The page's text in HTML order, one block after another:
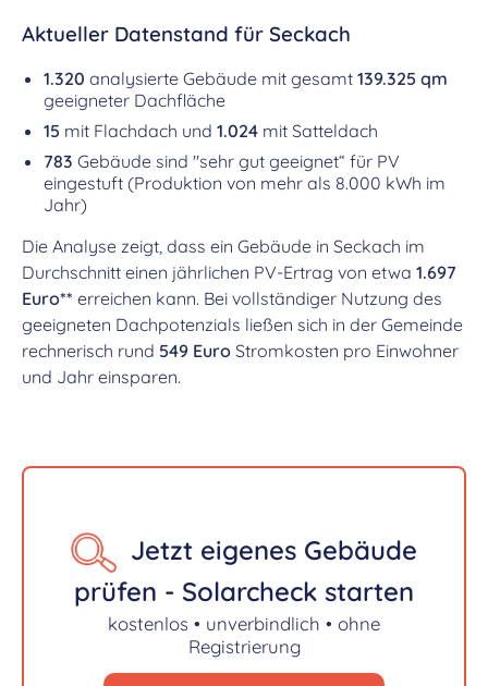
Aktueller Datenstand für Seckach
1.320 analysierte Gebäude mit gesamt 139.325 qm
geeigneter Dachfläche
15 mit Flachdach und 1.024 mit Satteldach
783 Gebäude sind "sehr gut geeignet“ für PV
eingestuft (Produktion von mehr als 8.000 kWh im
Jahr)
Die Analyse zeigt, dass ein Gebäude in Seckach im
Durchschnitt einen jährlichen PV-Ertrag von etwa 1.697
Euro** erreichen kann. Bei vollständiger Nutzung des
geeigneten Dachpotenzials ließen sich in der Gemeinde
rechnerisch rund 549 Euro Stromkosten pro Einwohner
und Jahr einsparen.
Jetzt eigenes Gebäude
prüfen - Solarcheck starten
kostenlos • unverbindlich • ohne
Registrierung